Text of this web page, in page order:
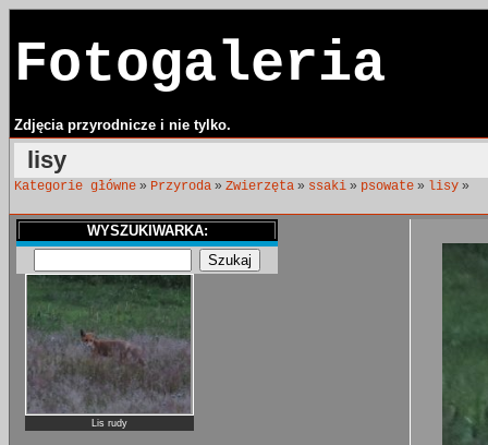
Fotogaleria
Zdjęcia przyrodnicze i nie tylko.
lisy
Kategorie główne » Przyroda » Zwierzęta » ssaki » psowate » lisy »
WYSZUKIWARKA:
Lis rudy